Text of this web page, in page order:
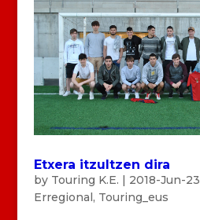
Etxera itzultzen dira
by Touring K.E. | 2018-Jun-23
Erregional, Touring_eus